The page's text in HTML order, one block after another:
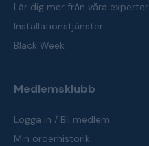
Lär dig mer från våra experter
Installationstjänster
Black Week
Medlemsklubb
Logga in / Bli medlem
Min orderhistorik